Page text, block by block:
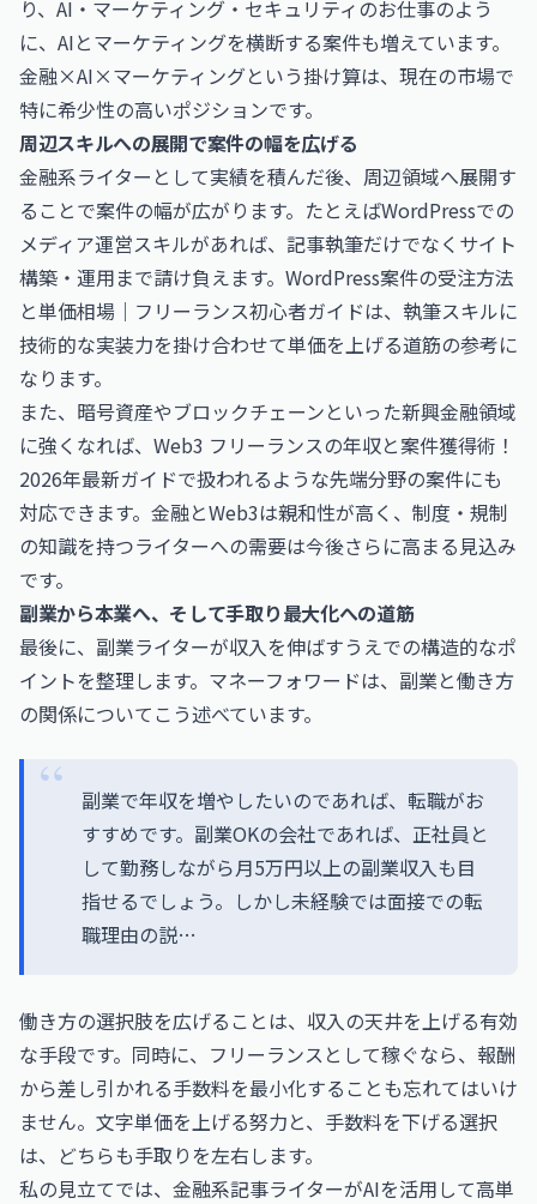
り、 AI・マーケティング・セキュリティのお仕事のよう
に、AIとマーケティングを横断する案件も増えています。
金融×AI×マーケティングという掛け算は、現在の市場で
特に希少性の高いポジションです。
周辺スキルへの展開で案件の幅を広げる
金融系ライターとして実績を積んだ後、周辺領域へ展開す
ることで案件の幅が広がります。たとえばWordPressでの
メディア運営スキルがあれば、記事執筆だけでなくサイト
構築・運用まで請け負えます。 WordPress案件の受注方法
と単価相場｜フリーランス初心者ガイドは、執筆スキルに
技術的な実装力を掛け合わせて単価を上げる道筋の参考に
なります。
また、暗号資産やブロックチェーンといった新興金融領域
に強くなれば、 Web3 フリーランスの年収と案件獲得術！
2026年最新ガイドで扱われるような先端分野の案件にも
対応できます。金融とWeb3は親和性が高く、制度・規制
の知識を持つライターへの需要は今後さらに高まる見込み
です。
副業から本業へ、そして手取り最大化への道筋
最後に、副業ライターが収入を伸ばすうえでの構造的なポ
イントを整理します。マネーフォワードは、副業と働き方
の関係についてこう述べています。
副業で年収を増やしたいのであれば、転職がお
すすめです。副業OKの会社であれば、正社員と
して勤務しながら月5万円以上の副業収入も目
指せるでしょう。しかし未経験では面接での転
職理由の説…
働き方の選択肢を広げることは、収入の天井を上げる有効
な手段です。同時に、フリーランスとして稼ぐなら、報酬
から差し引かれる手数料を最小化することも忘れてはいけ
ません。文字単価を上げる努力と、手数料を下げる選択
は、どちらも手取りを左右します。
私の見立てでは、金融系記事ライターがAIを活用して高単